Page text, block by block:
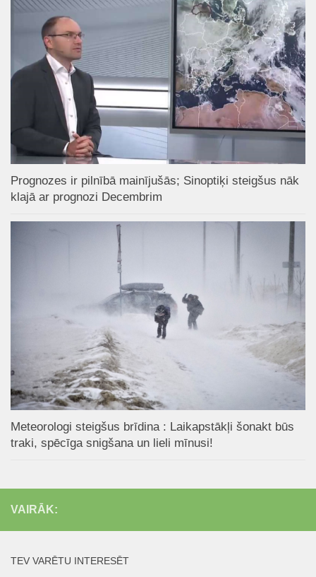
Prognozes ir pilnībā mainījušās; Sinoptiķi steigšus nāk
klajā ar prognozi Decembrim
Meteorologi steigšus brīdina : Laikapstākļi šonakt būs
traki, spēcīga snigšana un lieli mīnusi!
VAIRĀK:
TEV VARĒTU INTERESĒT